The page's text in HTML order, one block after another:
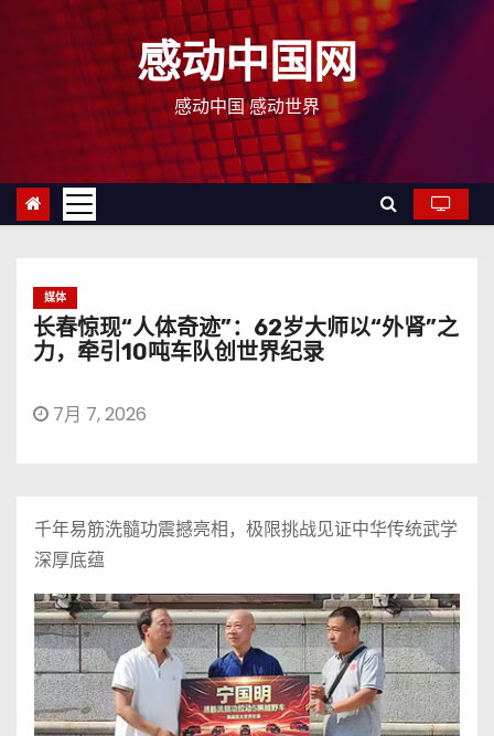
感动中国网
感动中国 感动世界
媒体
长春惊现“人体奇迹”：62岁大师以“外肾”之
力，牵引10吨车队创世界纪录
7月 7, 2026
千年易筋洗髓功震撼亮相，极限挑战见证中华传统武学
深厚底蕴